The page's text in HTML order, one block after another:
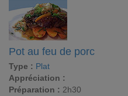
Pot au feu de porc
Type : Plat
Appréciation :
Préparation : 2h30